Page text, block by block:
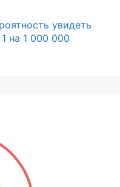
увидеть
на 1 000 000